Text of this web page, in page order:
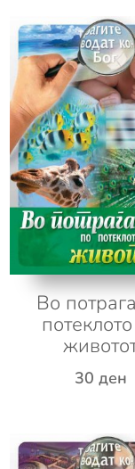
Во
30 ден